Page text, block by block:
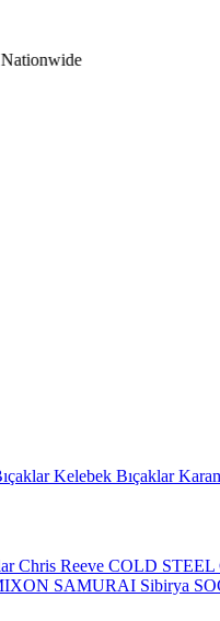
Kelebek Bıçaklar
Chris Reeve COLD STEEL
SAMURAI Sibirya